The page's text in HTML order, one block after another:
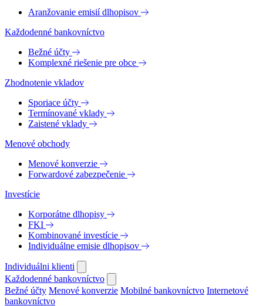
Aranžovanie emisií dlhopisov
Každodenné bankovníctvo
Bežné účty
Komplexné riešenie pre obce
Zhodnotenie vkladov
Sporiace účty
Termínované vklady
Zaistené vklady
Menové obchody
Menové konverzie
Forwardové zabezpečenie
Investície
Korporátne dlhopisy
FKI
Kombinované investície
Individuálne emisie dlhopisov
Individuálni klienti
Každodenné bankovníctvo
Bežné účty Menové konverzie Mobilné bankovníctvo Internetové
bankovníctvo